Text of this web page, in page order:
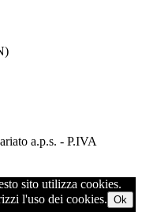
a.p.s. - P.IVA
sito utilizza cookies.
l'uso dei cookies. Ok